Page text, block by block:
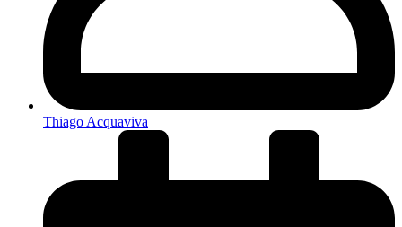
Thiago Acquaviva